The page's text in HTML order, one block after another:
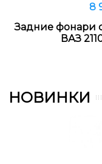
8
Задние фонари
ВАЗ
НОВИНКИ